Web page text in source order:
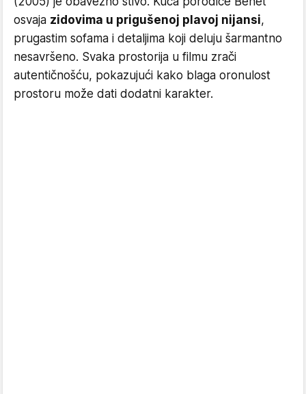
osvaja zidovima u prigušenoj plavoj nijansi,
prugastim sofama i detaljima koji deluju šarmantno
nesavršeno. Svaka prostorija u filmu zrači
autentičnošću, pokazujući kako blaga oronulost
prostoru može dati dodatni karakter.